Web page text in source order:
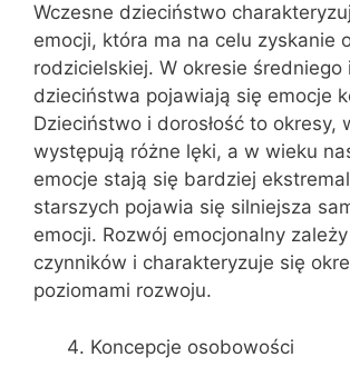
Wczesne dzieciństwo
emocji, która ma na celu zyskanie
rodzicielskiej. W okresie średniego
dzieciństwa pojawiają się emocje
Dzieciństwo i dorosłość to okresy,
występują różne lęki, a w wieku
emocje stają się bardziej
starszych pojawia się silniejsza
emocji. Rozwój emocjonalny
czynników i charakteryzuje się
poziomami rozwoju.
Koncepcje osobowości